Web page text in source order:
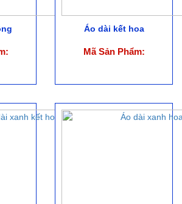
Áo dài kết hoa
Mã Sản Phẩm: